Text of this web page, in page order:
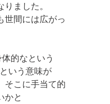
ました。
世間には広がっ
的なという
いう意味が
そこに手当て的
かと